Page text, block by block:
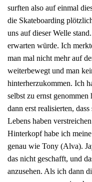
surften also auf einmal
die Skateboarding
uns auf dieser Welle
erwarten würde. Ich
man mal nicht mehr auf
weiterbewegt und man
hinterherzukommen. Ich
selbst zu ernst genommen
dann erst realisierten,
Lebens haben
Hinterkopf habe ich
genau wie Tony (Alva).
das nicht geschafft, und
anzusehen. Als ich dann